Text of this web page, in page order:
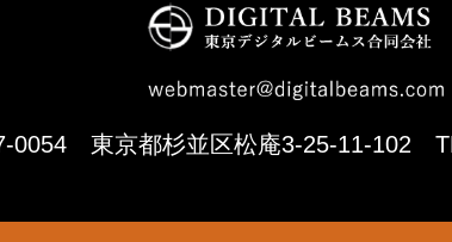
0054 東京都杉並区松庵3-25-11-102